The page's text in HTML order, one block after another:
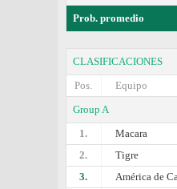
Prob. promedio
CLASIFICACIONES
Pos.
Equipo
Group A
1.
Macara
2.
Tigre
3.
América de